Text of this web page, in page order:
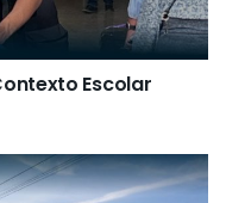
Escolar